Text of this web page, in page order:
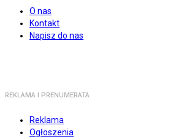
O nas
Kontakt
Napisz do nas
REKLAMA I PRENUMERATA
Reklama
Ogłoszenia